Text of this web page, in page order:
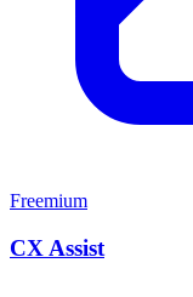
Freemium
CX Assist